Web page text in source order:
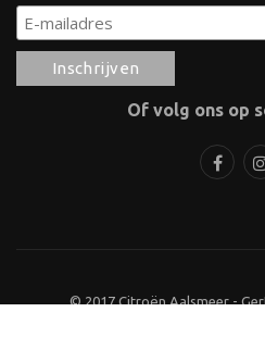
Of volg ons op
© 2017 Citroën Aalsmeer -